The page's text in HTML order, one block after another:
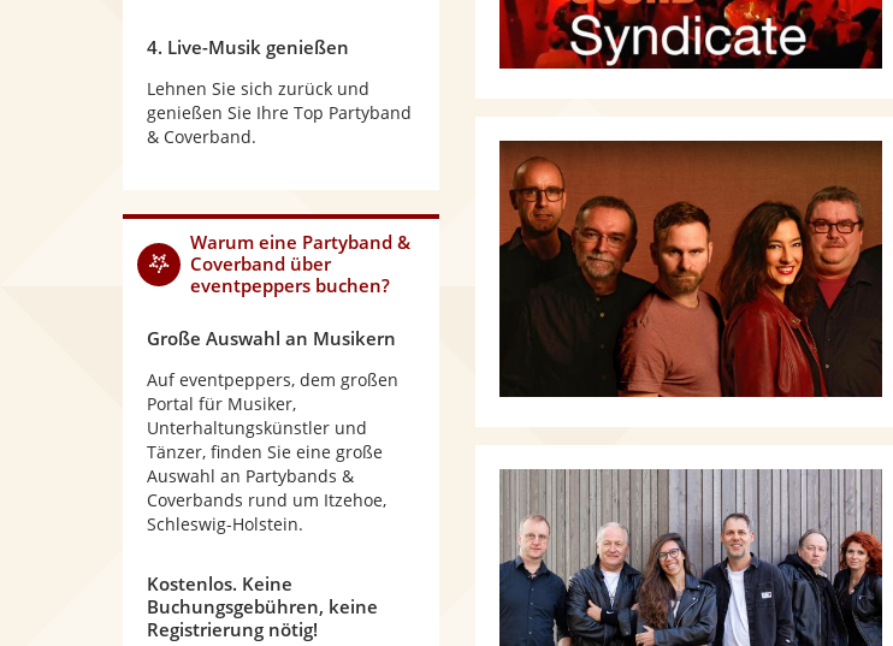
4. Live-Musik genießen
Lehnen Sie sich zurück und
genießen Sie Ihre Top Partyband
& Coverband.
Warum eine Partyband &
Coverband über
eventpeppers buchen?
Große Auswahl an Musikern
Auf eventpeppers, dem großen
Portal für Musiker,
Unterhaltungskünstler und
Tänzer, finden Sie eine große
Auswahl an Partybands &
Coverbands rund um Itzehoe,
Schleswig-Holstein.
Kostenlos. Keine
Buchungsgebühren, keine
Registrierung nötig!